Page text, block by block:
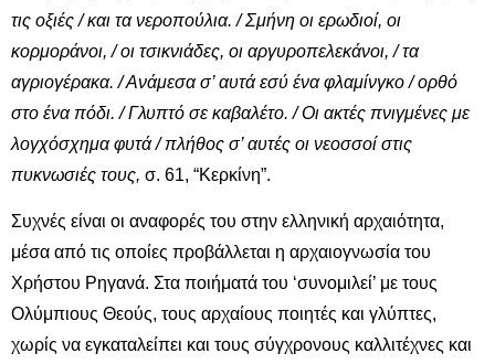
τις οξιές / και τα νεροπούλια. / Σμήνη οι ερωδιοί, οι
κορμοράνοι, / οι τσικνιάδες, οι αργυροπελεκάνοι, / τα
αγριογέρακα. / Ανάμεσα σ’ αυτά εσύ ένα φλαμίνγκο / ορθό
στο ένα πόδι. / Γλυπτό σε καβαλέτο. / Οι ακτές πνιγμένες με
λογχόσχημα φυτά / πλήθος σ’ αυτές οι νεοσσοί στις
πυκνωσιές τους, σ. 61, “Κερκίνη”.
Συχνές είναι οι αναφορές του στην ελληνική αρχαιότητα,
μέσα από τις οποίες προβάλλεται η αρχαιογνωσία του
Χρήστου Ρηγανά. Στα ποιήματά του ‘συνομιλεί’ με τους
Ολύμπιους Θεούς, τους αρχαίους ποιητές και γλύπτες,
χωρίς να εγκαταλείπει και τους σύγχρονους καλλιτέχνες και